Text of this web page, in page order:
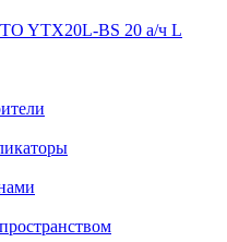
YTX20L-BS 20 а/ч L